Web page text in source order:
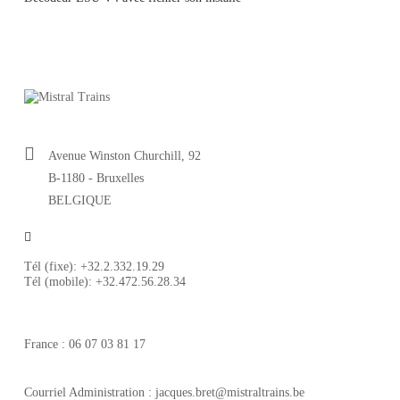
Avenue Winston Churchill, 92
B-1180 - Bruxelles
BELGIQUE
Tél (fixe): +32.2.332.19.29
Tél (mobile): +32.472.56.28.34
France : 06 07 03 81 17
Courriel Administration : jacques.bret@mistraltrains.be